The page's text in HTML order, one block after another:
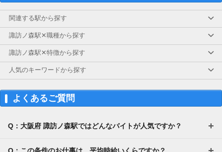
関連する駅から探す
諏訪ノ森駅✕職種から探す
諏訪ノ森駅✕特徴から探す
人気のキーワードから探す
よくあるご質問
Q：大阪府 諏訪ノ森駅ではどんなバイトが人気ですか？
Q：この条件のお仕事は、平均時給いくらですか？